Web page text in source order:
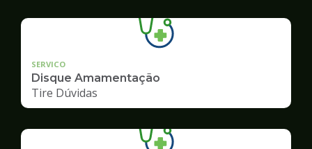
SERVICO
Disque Amamentação
Tire Dúvidas